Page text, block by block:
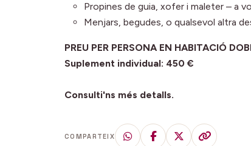
Propines de guia, xofer i maleter – a
Menjars, begudes, o qualsevol altra
PREU PER PERSONA EN HABITACIÓ
Suplement individual: 450 €
Consulti'ns més detalls.
COMPARTEIX